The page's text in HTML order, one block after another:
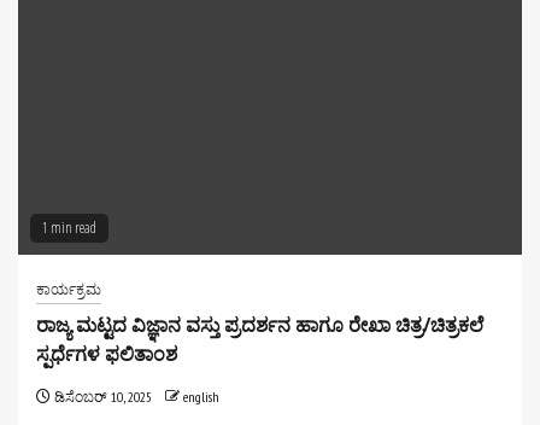
1 min read
ಕಾರ್ಯಕ್ರಮ
ರಾಜ್ಯ ಮಟ್ಟದ ವಿಜ್ಞಾನ ವಸ್ತು ಪ್ರದರ್ಶನ ಹಾಗೂ ರೇಖಾ ಚಿತ್ರ/ಚಿತ್ರಕಲೆ
ಸ್ಪರ್ಧೆಗಳ ಫಲಿತಾಂಶ
ಡಿಸೆಂಬರ್ 10, 2025 english